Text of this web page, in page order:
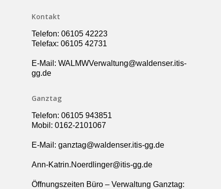
Kontakt
Telefon: 06105 42223
Telefax: 06105 42731
E-Mail: WALMWVerwaltung@waldenser.itis-
gg.de
Ganztag
Telefon: 06105 943851
Mobil: 0162-2101067
E-Mail: ganztag@waldenser.itis-gg.de
Ann-Katrin.Noerdlinger@itis-gg.de
Öffnungszeiten Büro – Verwaltung Ganztag: